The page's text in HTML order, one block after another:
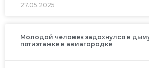
27.05.2025
Молодой человек задохнулся в
пятиэтажке в авиагородке